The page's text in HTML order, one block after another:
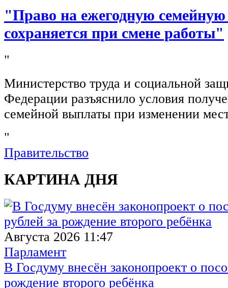
"Право на ежегодную
сохраняется при смене работы"
"
Министерство труда и социальной
Федерации разъяснило условия
семейной выплаты при изменении
"
Правительство
КАРТИНА ДНЯ
Августа 2026 11:47
Парламент
В Госдуму внесён законопроект о
рождение второго ребёнка